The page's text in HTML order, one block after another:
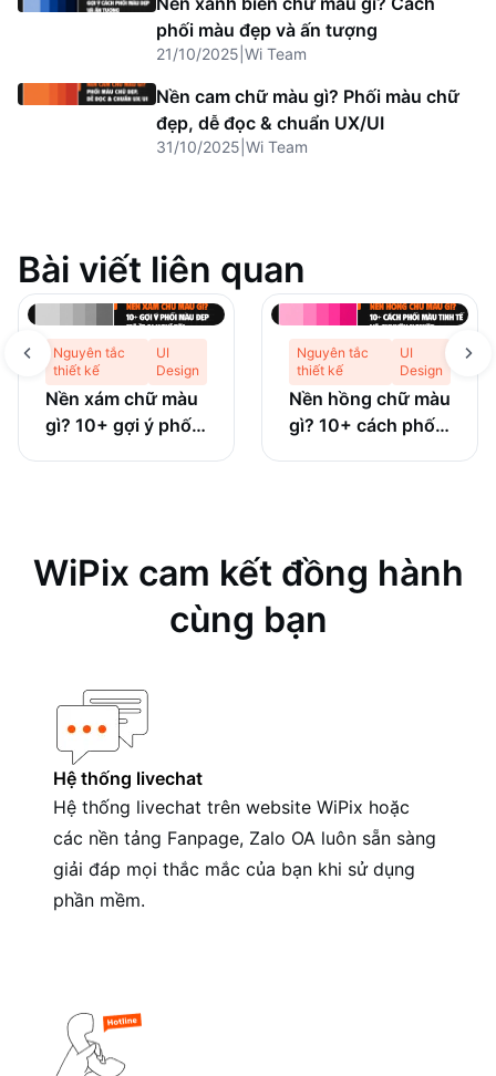
phối màu đẹp và ấn tượng
21/10/2025 Wi Team
Nền cam chữ màu gì? Phối màu chữ
đẹp, dễ đọc & chuẩn UX/UI
31/10/2025 Wi Team
Bài viết liên quan
Nguyên tắc
thiết kế
UI
Design
Nền xám chữ màu
gì? 10+ gợi ý phối
Nguyên tắc
thiết kế
UI
Design
Nền hồng chữ màu
gì? 10+ cách phối
WiPix cam kết đồng hành
cùng bạn
Hệ thống livechat
Hệ thống livechat trên website WiPix hoặc
các nền tảng Fanpage, Zalo OA luôn sẵn sàng
giải đáp mọi thắc mắc của bạn khi sử dụng
phần mềm.